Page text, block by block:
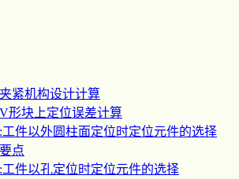
紧机构设计计算
形块上定位误差计算
件以外圆柱面定位时定位元件的选择
点
件以孔定位时定位元件的选择